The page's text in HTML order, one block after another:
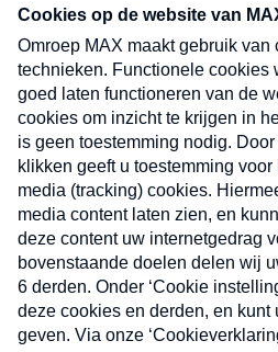
nieuwsbrief. Elke vrijdag-
uw mailbox.
Nieuwsbrief